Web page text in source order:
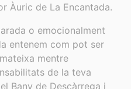
preus:
12,00 €
a
23,00 €
Àuric de La Encantada.
o emocionalment
entenem com pot ser
mentre
de la teva
Bany de Descàrrega i